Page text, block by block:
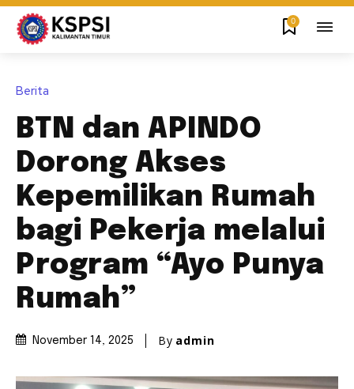
0
Berita
BTN dan APINDO
Dorong Akses
Kepemilikan Rumah
bagi Pekerja melalui
Program “Ayo Punya
Rumah”
November 14, 2025 By admin